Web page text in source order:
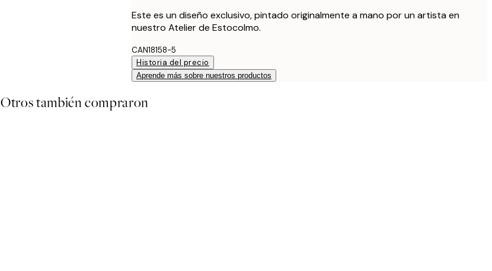
Este es un diseño exclusivo, pintado originalmente a mano por un artista en
nuestro Atelier de Estocolmo.
CAN18158-5
Historia del precio
Aprende más sobre nuestros productos
Otros también compraron